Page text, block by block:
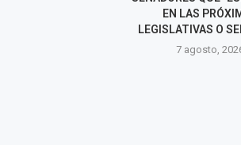
EN LAS
LEGISLATIVAS O
7 agosto,